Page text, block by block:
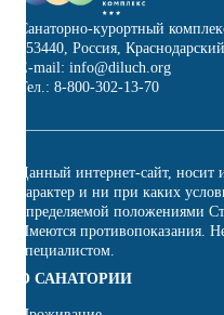
Санаторно-курортный
353440, Россия,
E-mail: info@diluch.org
Тел.: 8-800-302-13-70
Данный интернет-сайт,
характер и ни при каких
определяемой положениями
Имеются противопоказания.
специалистом.
О САНАТОРИИ